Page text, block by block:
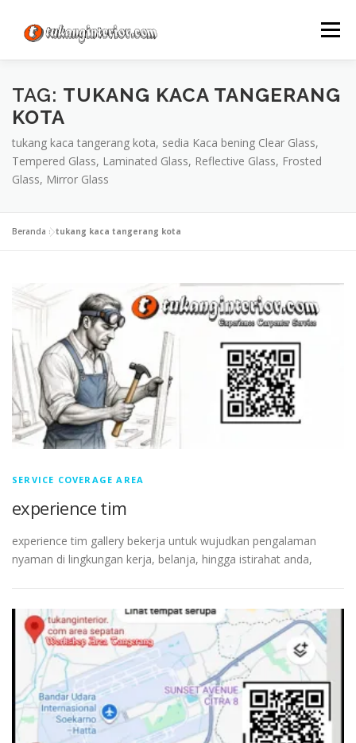
konten
Menu
TAG: TUKANG KACA TANGERANG
KOTA
tukang kaca tangerang kota, sedia Kaca bening Clear Glass,
Tempered Glass, Laminated Glass, Reflective Glass, Frosted
Glass, Mirror Glass
Beranda »tukang kaca tangerang kota
SERVICE COVERAGE AREA
experience tim
experience tim gallery bekerja untuk wujudkan pengalaman
nyaman di lingkungan kerja, belanja, hingga istirahat anda,